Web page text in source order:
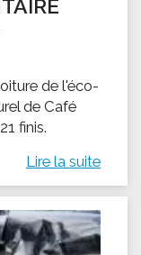
de l'éco-
de Café
finis.
Lire la suite